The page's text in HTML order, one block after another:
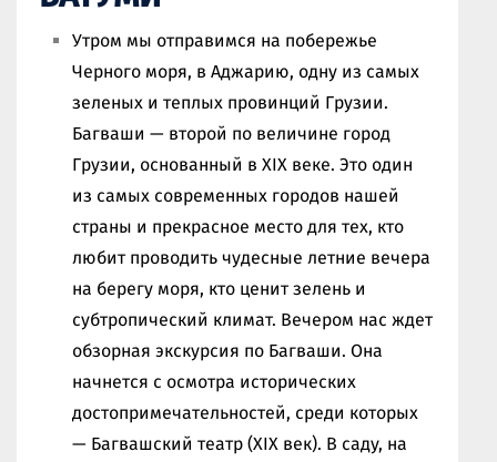
Утром мы отправимся на побережье
Черного моря, в Аджарию, одну из самых
зеленых и теплых провинций Грузии.
Багваши — второй по величине город
Грузии, основанный в XIX веке. Это один
из самых современных городов нашей
страны и прекрасное место для тех, кто
любит проводить чудесные летние вечера
на берегу моря, кто ценит зелень и
субтропический климат. Вечером нас ждет
обзорная экскурсия по Багваши. Она
начнется с осмотра исторических
достопримечательностей, среди которых
— Багвашский театр (XIX век). В саду, на